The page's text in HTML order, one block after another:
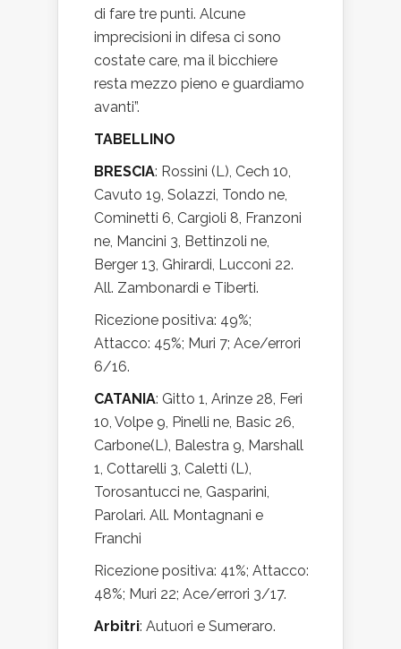
di fare tre punti. Alcune
imprecisioni in difesa ci sono
costate care, ma il bicchiere
resta mezzo pieno e guardiamo
avanti”.
TABELLINO
BRESCIA: Rossini (L), Cech 10,
Cavuto 19, Solazzi, Tondo ne,
Cominetti 6, Cargioli 8, Franzoni
ne, Mancini 3, Bettinzoli ne,
Berger 13, Ghirardi, Lucconi 22.
All. Zambonardi e Tiberti.
Ricezione positiva: 49%;
Attacco: 45%; Muri 7; Ace/errori
6/16.
CATANIA: Gitto 1, Arinze 28, Feri
10, Volpe 9, Pinelli ne, Basic 26,
Carbone(L), Balestra 9, Marshall
1, Cottarelli 3, Caletti (L),
Torosantucci ne, Gasparini,
Parolari. All. Montagnani e
Franchi
Ricezione positiva: 41%; Attacco:
48%; Muri 22; Ace/errori 3/17.
Arbitri: Autuori e Sumeraro.